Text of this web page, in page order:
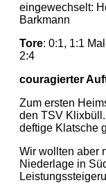
eingewechselt:
Barkmann
Tore: 0:1, 1:1
2:4
couragierter
Zum ersten
den TSV
deftige Klatsche
Wir wollten aber
Niederlage in